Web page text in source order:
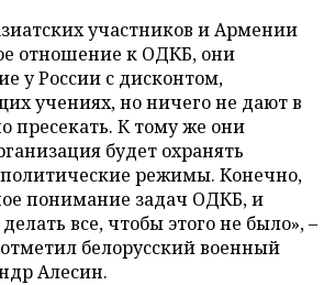
участников и Армении
отношение к ОДКБ, они
у России с дисконтом,
учениях, но ничего не дают в
пресекать. К тому же они
будет охранять
режимы. Конечно,
понимание задач ОДКБ, и
все, чтобы этого не было», –
белорусский военный
Алесин.